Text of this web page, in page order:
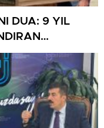
DUA: 9 YIL